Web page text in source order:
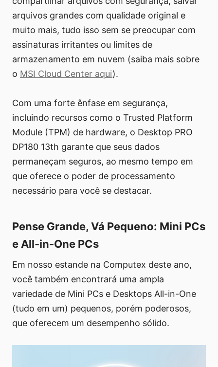
arquivos grandes com qualidade original e
muito mais, tudo isso sem se preocupar com
assinaturas irritantes ou limites de
armazenamento em nuvem (saiba mais sobre
o MSI Cloud Center aqui).
Com uma forte ênfase em segurança,
incluindo recursos como o Trusted Platform
Module (TPM) de hardware, o Desktop PRO
DP180 13th garante que seus dados
permaneçam seguros, ao mesmo tempo em
que oferece o poder de processamento
necessário para você se destacar.
Pense Grande, Vá Pequeno: Mini PCs
e All-in-One PCs
Em nosso estande na Computex deste ano,
você também encontrará uma ampla
variedade de Mini PCs e Desktops All-in-One
(tudo em um) pequenos, porém poderosos,
que oferecem um desempenho sólido.